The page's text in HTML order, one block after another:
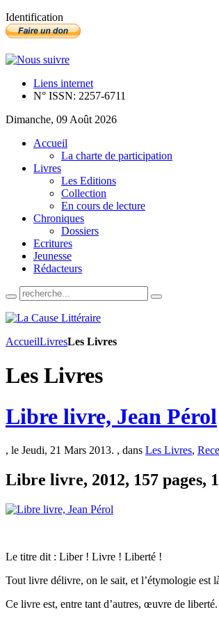
Identification
Liens internet
N° ISSN: 2257-6711
Dimanche, 09 Août 2026
Accueil
La charte de participation
Livres
Les Editions
Collection
En cours de lecture
Chroniques
Dossiers
Ecritures
Jeunesse
Rédacteurs
AccueilLivresLes Livres
Les Livres
Libre livre, Jean Pérol
, le Jeudi, 21 Mars 2013. , dans Les Livres,
Libre livre, 2012, 157 pages,
Le titre dit : Liber ! Livre ! Liberté !
Tout livre délivre, on le sait, et l’étymologie est
Ce livre est, entre tant d’autres, œuvre de liberté.